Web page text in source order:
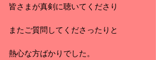
皆さまが真剣に聴いてくださり
またご質問してくださったりと
熱心な方ばかりでした。